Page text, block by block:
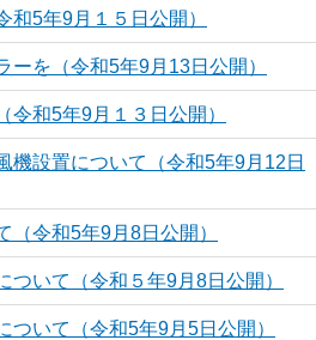
和5年9月１５日公開）
ーを（令和5年9月13日公開）
令和5年9月１３日公開）
機設置について（令和5年9月12日
（令和5年9月8日公開）
ついて（令和５年9月8日公開）
ついて（令和5年9月5日公開）